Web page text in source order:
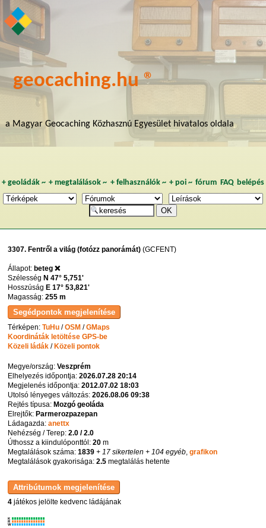
geocaching.hu ®
a Magyar Geocaching Közhasznú Egyesület hivatalos oldala
+ geoládák~ +megtalálások ~ + felhasználók~ + poi~ fórum FAQ belépés
3307. Fentről a világ (fotózz panorámát) (GCFENT)
Állapot:beteg ❌
SzélességN 47° 5,751'
HosszúságE 17° 53,821'
Magasság:255 m
Térképen:TuHu /OSM /GMaps
Koordináták letöltése GPS-be
Közeli ládák / Közeli pontok
Megye/ország:Veszprém
Elhelyezés időpontja:2026.07.28 20:14
Megjelenés időpontja:2012.07.02 18:03
Utolsó lényeges változás:2026.08.06 09:38
Rejtés típusa: Mozgó geoláda
Elrejtők: Parmerozpazepan
Ládagazda:anettx
Nehézség / Terep:2.0 / 2.0
Úthossz a kiindulóponttól:20 m
Megtalálások száma:1839 + 17 sikertelen + 104 egyéb,grafikon
Megtalálások gyakorisága:2.5 megtalálás hetente
4 játékos jelölte kedvenc ládájának
K
R
W